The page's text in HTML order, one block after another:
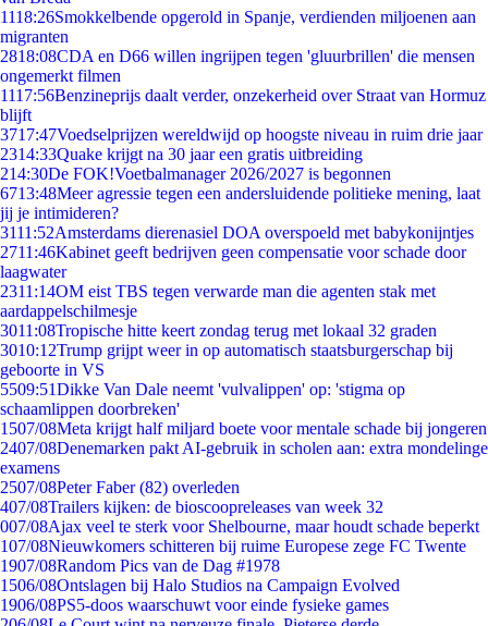
1118:26Smokkelbende opgerold in Spanje, verdienden miljoenen aan
migranten
2818:08CDA en D66 willen ingrijpen tegen 'gluurbrillen' die mensen
ongemerkt filmen
1117:56Benzineprijs daalt verder, onzekerheid over Straat van Hormuz
blijft
3717:47Voedselprijzen wereldwijd op hoogste niveau in ruim drie jaar
2314:33Quake krijgt na 30 jaar een gratis uitbreiding
214:30De FOK!Voetbalmanager 2026/2027 is begonnen
6713:48Meer agressie tegen een andersluidende politieke mening, laat
jij je intimideren?
3111:52Amsterdams dierenasiel DOA overspoeld met babykonijntjes
2711:46Kabinet geeft bedrijven geen compensatie voor schade door
laagwater
2311:14OM eist TBS tegen verwarde man die agenten stak met
aardappelschilmesje
3011:08Tropische hitte keert zondag terug met lokaal 32 graden
3010:12Trump grijpt weer in op automatisch staatsburgerschap bij
geboorte in VS
5509:51Dikke Van Dale neemt 'vulvalippen' op: 'stigma op
schaamlippen doorbreken'
1507/08Meta krijgt half miljard boete voor mentale schade bij jongeren
2407/08Denemarken pakt AI-gebruik in scholen aan: extra mondelinge
examens
2507/08Peter Faber (82) overleden
407/08Trailers kijken: de bioscoopreleases van week 32
007/08Ajax veel te sterk voor Shelbourne, maar houdt schade beperkt
107/08Nieuwkomers schitteren bij ruime Europese zege FC Twente
1907/08Random Pics van de Dag #1978
1506/08Ontslagen bij Halo Studios na Campaign Evolved
1906/08PS5-doos waarschuwt voor einde fysieke games